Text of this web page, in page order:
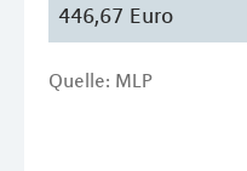
446,67 Euro
Quelle: MLP